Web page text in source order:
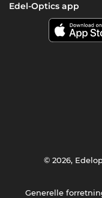
Edel-Optics app
Generelle
© 2026,